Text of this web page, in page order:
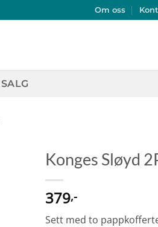
Om oss
SALG
Konges Sløyd
379,-
Sett med to